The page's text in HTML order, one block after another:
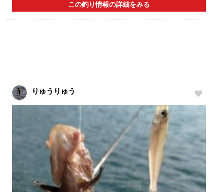
この釣り情報の詳細をみる
りゅうりゅう